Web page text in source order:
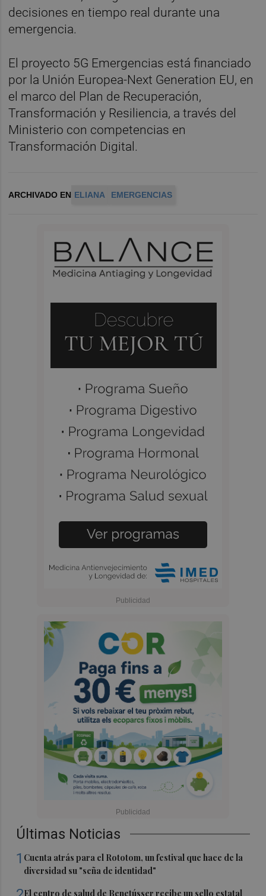
Últimas Noticias
1 Cuenta atrás para el Rototom, un festival que hace de la
diversidad su "seña de identidad"
El centro de salud de Benetússer recibe un sello estatal
decisiones en tiempo real durante una
emergencia.
El proyecto 5G Emergencias está financiado
por la Unión Europea-Next Generation EU, en
el marco del Plan de Recuperación,
Transformación y Resiliencia, a través del
Ministerio con competencias en
Transformación Digital.
ARCHIVADO EN ELIANA EMERGENCIAS